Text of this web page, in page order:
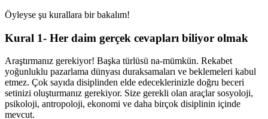
Öyleyse şu kurallara bir bakalım!
Kural 1- Her daim gerçek cevapları biliyor olmak
Araştırmanız gerekiyor! Başka türlüsü na-mümkün. Rekabet
yoğunluklu pazarlama dünyası duraksamaları ve beklemeleri kabul
etmez. Çok sayıda disiplinden elde edeceklerinizle doğru beceri
setinizi oluşturmanız gerekiyor. Size gerekli olan araçlar sosyoloji,
psikoloji, antropoloji, ekonomi ve daha birçok disiplinin içinde
mevcut.